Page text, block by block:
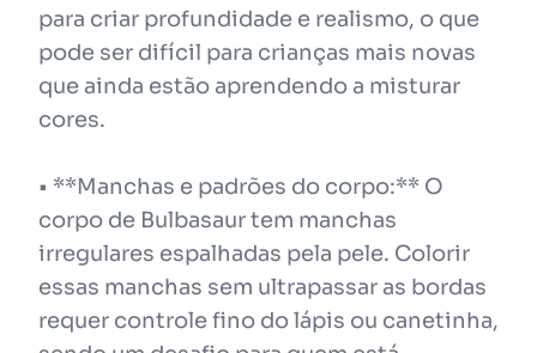
para criar profundidade e realismo, o que
pode ser difícil para crianças mais novas
que ainda estão aprendendo a misturar
cores.
• **Manchas e padrões do corpo:** O
corpo de Bulbasaur tem manchas
irregulares espalhadas pela pele. Colorir
essas manchas sem ultrapassar as bordas
requer controle fino do lápis ou canetinha,